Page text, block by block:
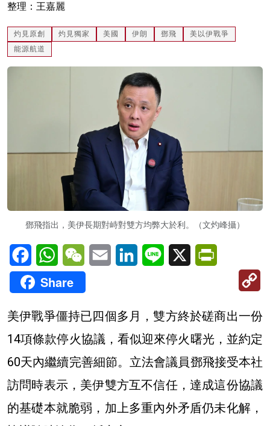
整理：王嘉麗
灼見原創 灼見獨家 美國 伊朗 鄧飛
美以伊戰爭
能源航道
鄧飛指出，美伊長期對峙對雙方均弊大於利。（文灼峰攝）
FacebookWhatsAppWeChatEmail LinkedInLine X
Share
美伊戰爭僵持已四個多月，雙方終於磋商出一份
14項條款停火協議，看似迎來停火曙光，並約定
60天內繼續完善細節。立法會議員鄧飛接受本社
訪問時表示，美伊雙方互不信任，達成這份協議
的基礎本就脆弱，加上多重內外矛盾仍未化解，